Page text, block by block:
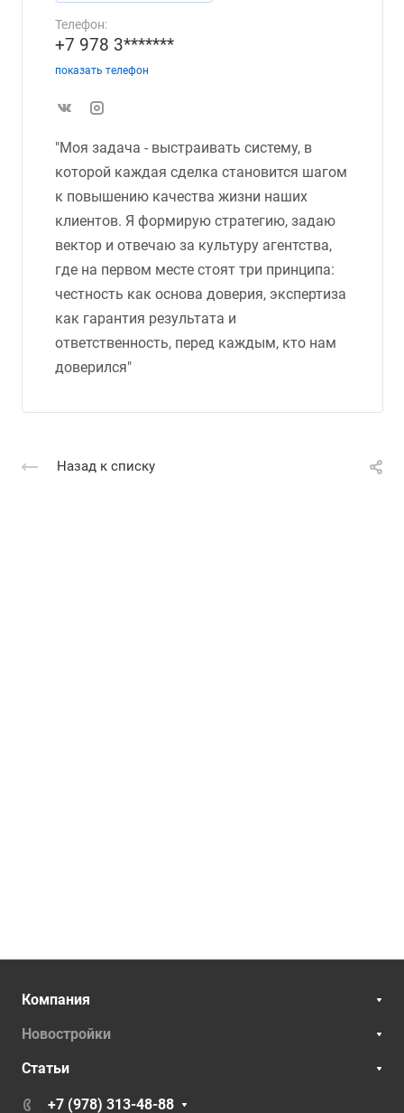
Телефон:
+7 978 3*******
показать телефон
"Моя задача - выстраивать систему, в
которой каждая сделка становится шагом
к повышению качества жизни наших
клиентов. Я формирую стратегию, задаю
вектор и отвечаю за культуру агентства,
где на первом месте стоят три принципа:
честность как основа доверия, экспертиза
как гарантия результата и
ответственность, перед каждым, кто нам
доверился"
Назад к списку
Компания
Новостройки
Статьи
+7 (978) 313-48-88